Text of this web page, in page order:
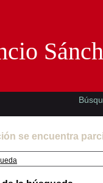
se encuentra